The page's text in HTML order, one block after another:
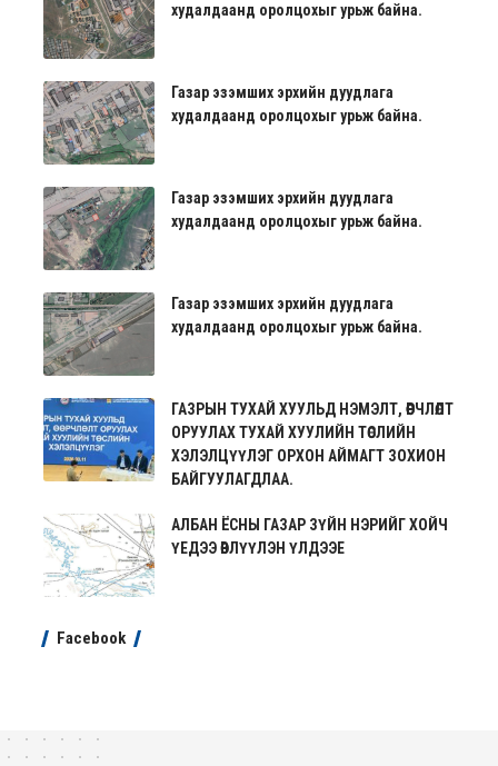
худалдаанд оролцохыг урьж байна.
Газар эзэмших эрхийн дуудлага
худалдаанд оролцохыг урьж байна.
Газар эзэмших эрхийн дуудлага
худалдаанд оролцохыг урьж байна.
Газар эзэмших эрхийн дуудлага
худалдаанд оролцохыг урьж байна.
ГАЗРЫН ТУХАЙ ХУУЛЬД НЭМЭЛТ, ӨӨРЧЛӨЛТ
ОРУУЛАХ ТУХАЙ ХУУЛИЙН ТӨСЛИЙН
ХЭЛЭЛЦҮҮЛЭГ ОРХОН АЙМАГТ ЗОХИОН
БАЙГУУЛАГДЛАА.
АЛБАН ЁСНЫ ГАЗАР ЗҮЙН НЭРИЙГ ХОЙЧ
ҮЕДЭЭ ӨВЛҮҮЛЭН ҮЛДЭЭЕ
Facebook